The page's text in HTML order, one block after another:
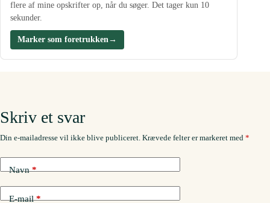
flere af mine opskrifter op, når du søger. Det tager kun 10
sekunder.
Marker som foretrukken→
Skriv et svar
Din e-mailadresse vil ikke blive publiceret. Krævede felter er markeret med *
Navn*
E-mail*